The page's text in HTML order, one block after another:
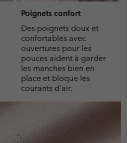
Poignets confort
Des poignets doux et
confortables avec
ouvertures pour les
pouces aident à garder
les manches bien en
place et bloque les
courants d'air.